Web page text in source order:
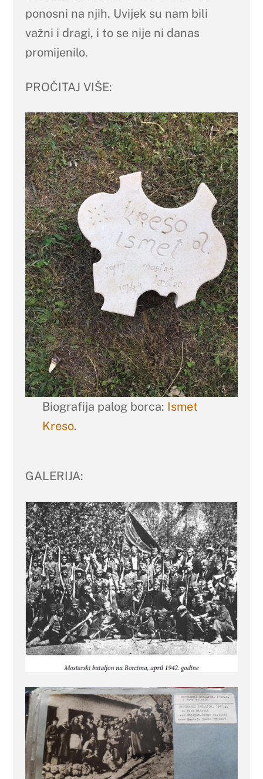
ponosni na njih. Uvijek su nam bili
važni i dragi, i to se nije ni danas
promijenilo.
PROČITAJ VIŠE:
Biografija palog borca: Ismet
Kreso.
GALERIJA: